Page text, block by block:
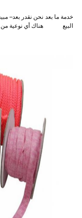
خدمة ما بعد
البيع
نحن نقدر بعد--
هناك أي نوعية من